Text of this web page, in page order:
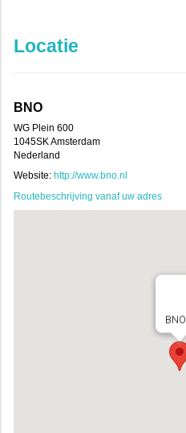
Locatie
BNO
WG Plein 600
1045SK Amsterdam
Nederland
Website: http://www.bno.nl
Routebeschrijving vanaf uw adres
BNO